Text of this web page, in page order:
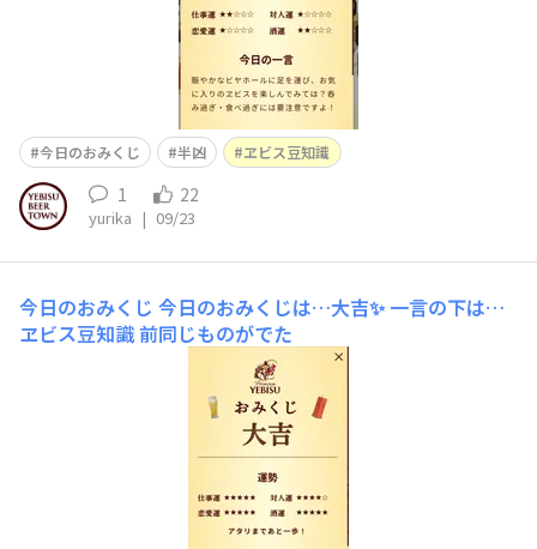
今日のおみくじ 半凶 ヱビス豆知識
1 22
yurika | 09/23
今日のおみくじ 今日のおみくじは…大吉✨️ 一言の下は…
ヱビス豆知識 前同じものがでた